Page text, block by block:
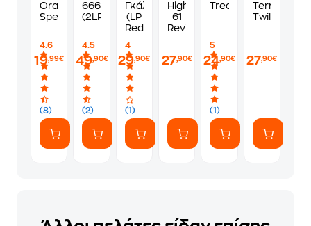
Oracular
Spectacular
4.6
(8)
19,99€
666
(2LP)
4.5
(2)
49,90€
Γκάλοπ
(LP
Red)
4
(1)
29,90€
Highway
61
Revisited
27,90€
Treasure
5
(1)
24,90€
Terror
Twilight
27,90€